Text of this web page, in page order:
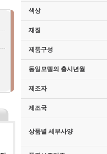
색상
재질
제품구성
동일모델의 출시년월
제조자
제조국
상품별 세부사양